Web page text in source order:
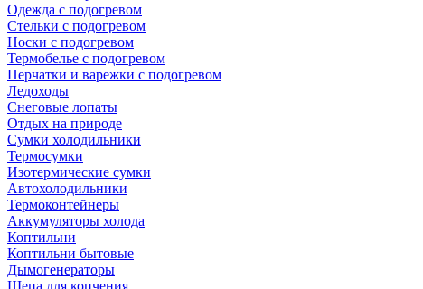
Одежда с подогревом
Стельки с подогревом
Носки с подогревом
Термобелье с подогревом
Перчатки и варежки с подогревом
Ледоходы
Снеговые лопаты
Отдых на природе
Сумки холодильники
Термосумки
Изотермические сумки
Автохолодильники
Термоконтейнеры
Аккумуляторы холода
Коптильни
Коптильни бытовые
Дымогенераторы